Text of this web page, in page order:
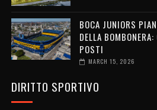
BOCA JUNIORS
DELLA
POSTI
MARCH 15, 2026
DIRITTO SPORTIVO